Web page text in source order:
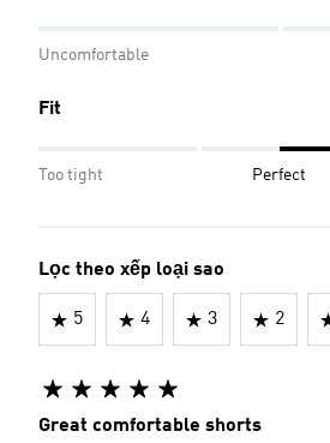
Uncomfortable
Fit
Too tight Perfect
Lọc theo xếp loại sao
5 4 3 2
Great comfortable shorts